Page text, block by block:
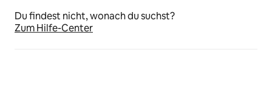
Du findest nicht, wonach du suchst?
Zum Hilfe-Center